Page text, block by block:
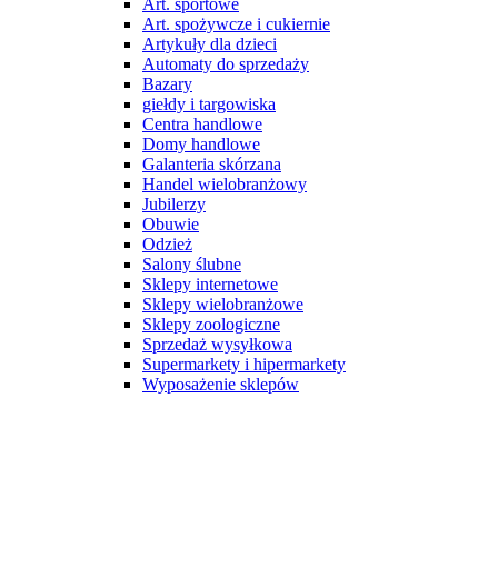
Art. sportowe
Art. spożywcze i cukiernie
Artykuły dla dzieci
Automaty do sprzedaży
Bazary
giełdy i targowiska
Centra handlowe
Domy handlowe
Galanteria skórzana
Handel wielobranżowy
Jubilerzy
Obuwie
Odzież
Salony ślubne
Sklepy internetowe
Sklepy wielobranżowe
Sklepy zoologiczne
Sprzedaż wysyłkowa
Supermarkety i hipermarkety
Wyposażenie sklepów